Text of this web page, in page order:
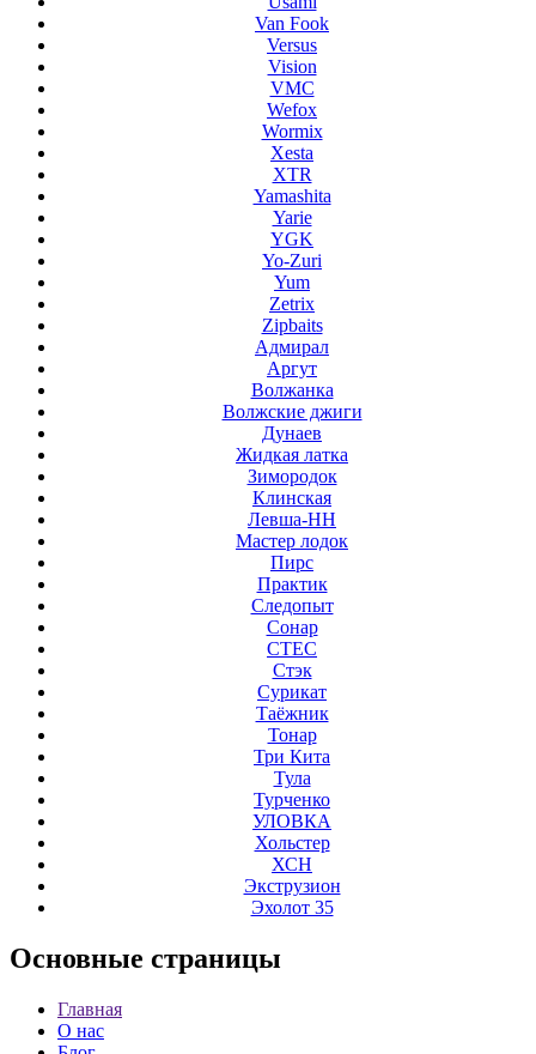
Van Fook
Versus
Vision
VMC
Wefox
Wormix
Xesta
XTR
Yamashita
Yarie
YGK
Yo-Zuri
Yum
Zetrix
Zipbaits
Адмирал
Аргут
Волжанка
Волжские джиги
Дунаев
Жидкая латка
Зимородок
Клинская
Левша-НН
Мастер лодок
Пирс
Практик
Следопыт
Сонар
СТЕС
Стэк
Сурикат
Таёжник
Тонар
Три Кита
Тула
Турченко
УЛОВКА
Хольстер
ХСН
Экструзион
Эхолот 35
Основные страницы
Главная
О нас